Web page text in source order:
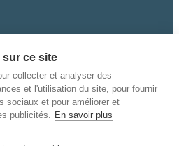
la Région Auvergne Rhône-Alpes et de la
Rhône-Alpes.
ce site
collecter et analyser des
et l'utilisation du site, pour fournir
sociaux et pour améliorer et
publicités. En savoir plus